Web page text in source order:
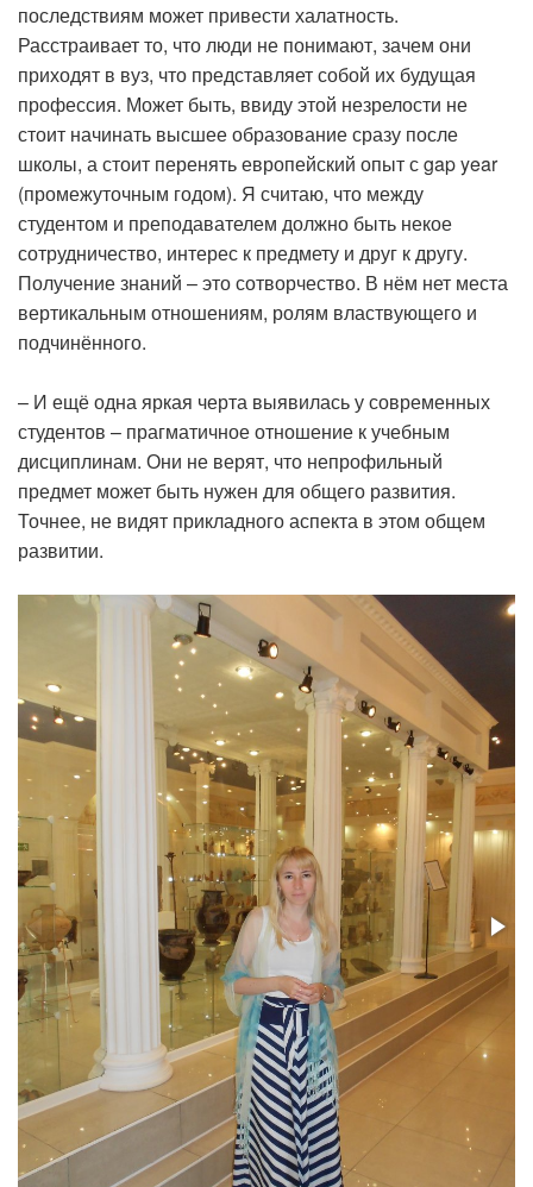
последствиям может привести халатность.
Расстраивает то, что люди не понимают, зачем они
приходят в вуз, что представляет собой их будущая
профессия. Может быть, ввиду этой незрелости не
стоит начинать высшее образование сразу после
школы, а стоит перенять европейский опыт с gap year
(промежуточным годом). Я считаю, что между
студентом и преподавателем должно быть некое
сотрудничество, интерес к предмету и друг к другу.
Получение знаний – это сотворчество. В нём нет места
вертикальным отношениям, ролям властвующего и
подчинённого.
– И ещё одна яркая черта выявилась у современных
студентов – прагматичное отношение к учебным
дисциплинам. Они не верят, что непрофильный
предмет может быть нужен для общего развития.
Точнее, не видят прикладного аспекта в этом общем
развитии.